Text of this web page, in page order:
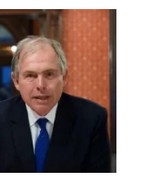
los Juegos